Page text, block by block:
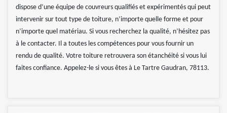
dispose d’une équipe de couvreurs qualifiés et expérimentés qui peut
intervenir sur tout type de toiture, n’importe quelle forme et pour
n’importe quel matériau. Si vous recherchez la qualité, n’hésitez pas
à le contacter. Il a toutes les compétences pour vous fournir un
rendu de qualité. Votre toiture retrouvera son étanchéité si vous lui
faites confiance. Appelez-le si vous êtes à Le Tartre Gaudran, 78113.